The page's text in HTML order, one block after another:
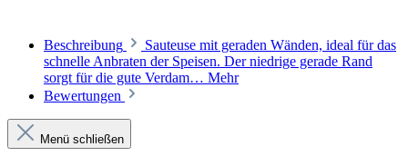
Beschreibung
Sauteuse mit geraden Wänden, ideal für das
schnelle Anbraten der Speisen. Der niedrige gerade Rand
sorgt für die gute Verdam… Mehr
Bewertungen
Menü schließen